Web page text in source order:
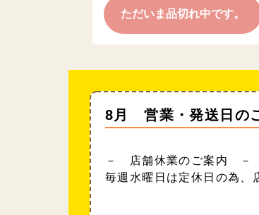
ただいま品切れ中です。
8月 営業・発送日の
－ 店舗休業のご案内 －
毎週水曜日は定休日の為、